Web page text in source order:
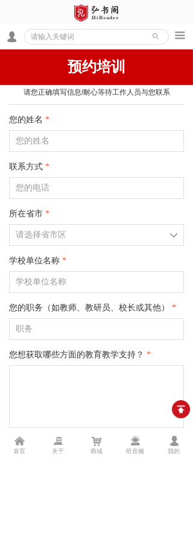
ꄙ 끀
넙
预约培训
请您正确填写信息/耐心等待工作人员与您联系
您的姓名 *
联系方式 *
所在省市 *
ꄳ
学校单位名称 *
您的职务（如教师、教研员、校长或其他） *
您想获取哪些方面的教育教学支持？ *
您的培训需求有哪些？ *
낀
首页
끉
关于
낙
商城
끤
听音频
넙
我的